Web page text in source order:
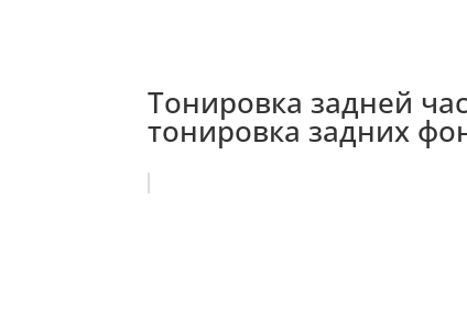
Тонировка задней
тонировка задних